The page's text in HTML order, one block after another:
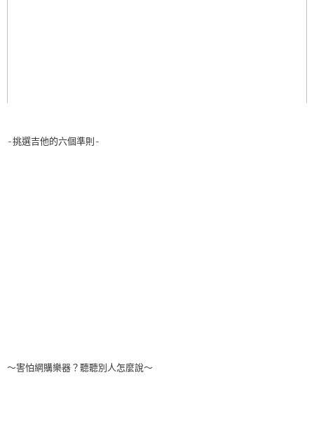
-挑選吉他的六個準則-
～害怕網購樂器？聽聽別人怎麼說～